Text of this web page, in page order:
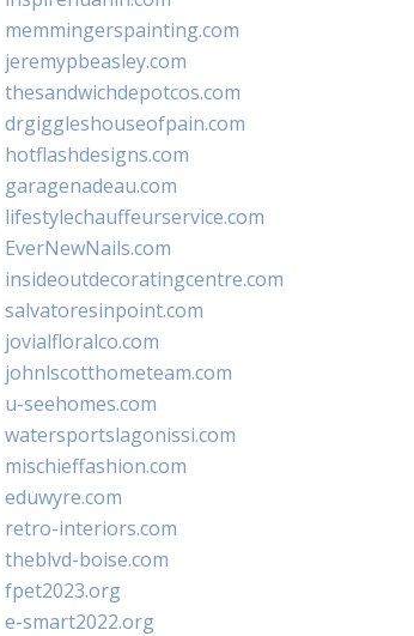
memmingerspainting.com
jeremypbeasley.com
thesandwichdepotcos.com
drgiggleshouseofpain.com
hotflashdesigns.com
garagenadeau.com
lifestylechauffeurservice.com
EverNewNails.com
insideoutdecoratingcentre.com
salvatoresinpoint.com
jovialfloralco.com
johnlscotthometeam.com
u-seehomes.com
watersportslagonissi.com
mischieffashion.com
eduwyre.com
retro-interiors.com
theblvd-boise.com
fpet2023.org
e-smart2022.org